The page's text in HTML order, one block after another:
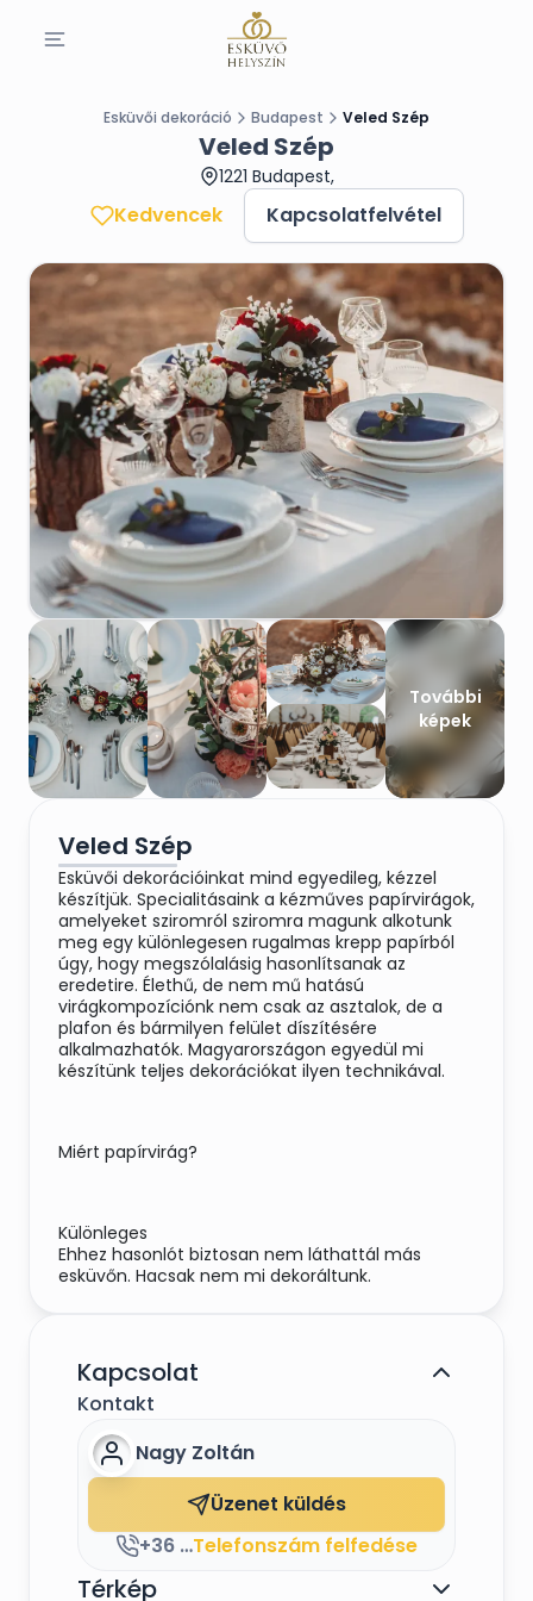
Esküvői dekoráció Budapest Veled Szép
Veled Szép
1221 Budapest,
Kedvencek Kapcsolatfelvétel
További
képek
Veled Szép
Esküvői dekorációinkat mind egyedileg, kézzel
készítjük. Specialitásaink a kézműves papírvirágok,
amelyeket sziromról sziromra magunk alkotunk
meg egy különlegesen rugalmas krepp papírból
úgy, hogy megszólalásig hasonlítsanak az
eredetire. Élethű, de nem mű hatású
virágkompozíciónk nem csak az asztalok, de a
plafon és bármilyen felület díszítésére
alkalmazhatók. Magyarországon egyedül mi
készítünk teljes dekorációkat ilyen technikával.
Miért papírvirág?
Különleges
Ehhez hasonlót biztosan nem láthattál más
esküvőn. Hacsak nem mi dekoráltunk.
Környezettudatos
Nem kell kidobni a sok vágott virágot az esküvő
után, továbbá lebomló, újrahasznosítható
Költséghatékony
Ugyanazon az áron jóval gazdagabb dekoráció
lehetséges.
Kapcsolat
Kontakt
Nagy Zoltán
Üzenet küldés
+36 30 408 9025Telefonszám felfedése
Térkép